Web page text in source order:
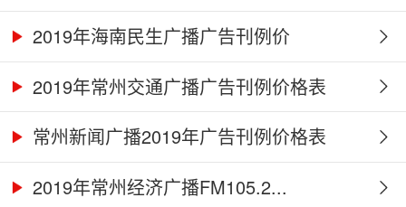
2019年海南民生广播广告刊例价
2019年常州交通广播广告刊例价格表
常州新闻广播2019年广告刊例价格表
2019年常州经济广播FM105.2...